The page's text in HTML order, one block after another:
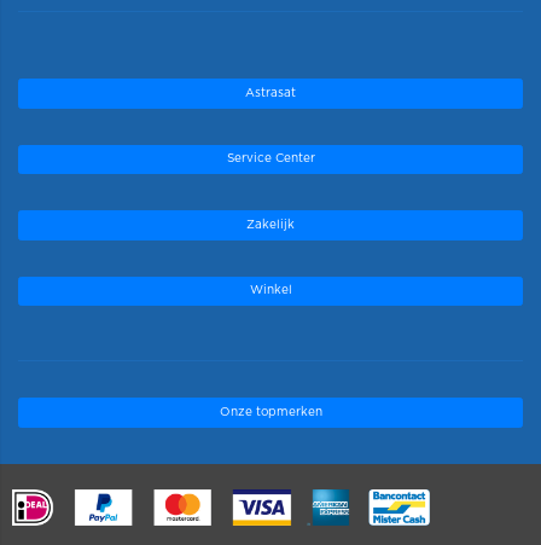
Astrasat
Service Center
Zakelijk
Winkel
Onze topmerken
.